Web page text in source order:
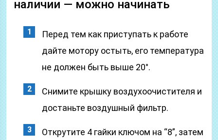
наличии — можно начинать
Перед тем как приступать к работе
дайте мотору остыть, его температура
не должен быть выше 20°.
Снимите крышку воздухоочистителя и
достаньте воздушный фильтр.
Открутите 4 гайки ключом на “8”, затем